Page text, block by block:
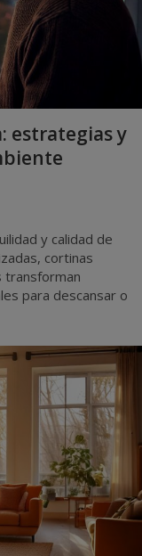
estrategias y
y calidad de
cortinas
transforman
para descansar o